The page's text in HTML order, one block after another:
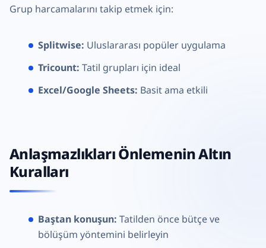
Grup harcamalarını takip etmek için:
Splitwise: Uluslararası popüler uygulama
Tricount: Tatil grupları için ideal
Excel/Google Sheets: Basit ama etkili
Anlaşmazlıkları Önlemenin Altın
Kuralları
Baştan konuşun: Tatilden önce bütçe ve
bölüşüm yöntemini belirleyin